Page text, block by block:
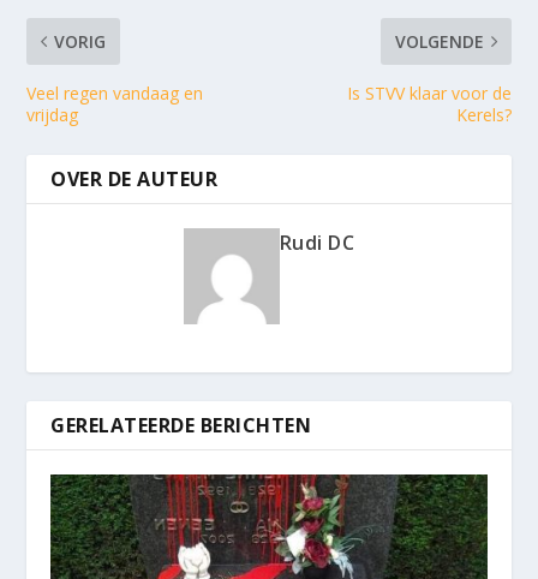
VORIG
Veel regen vandaag en
vrijdag
VOLGENDE
Is STVV klaar voor de
Kerels?
OVER DE AUTEUR
Rudi DC
GERELATEERDE BERICHTEN